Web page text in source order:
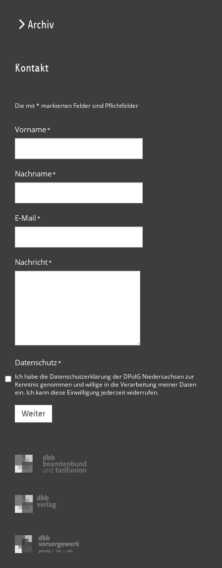
Archiv
Kontakt
Die mit * markierten Felder sind Pflichtfelder
Vorname*
Nachname*
E-Mail*
Nachricht*
Datenschutz*
Ich habe die Datenschutzerklärung der DPolG Niedersachsenzur
Kenntnis genommen und willige in die Verarbeitung meiner Daten
ein. Ich kann diese Einwilligung jederzeit widerrufen.
Weiter